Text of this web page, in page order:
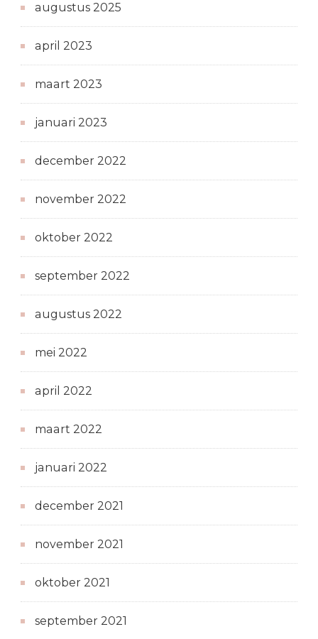
augustus 2025
april 2023
maart 2023
januari 2023
december 2022
november 2022
oktober 2022
september 2022
augustus 2022
mei 2022
april 2022
maart 2022
januari 2022
december 2021
november 2021
oktober 2021
september 2021